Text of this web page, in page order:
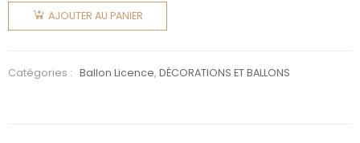
de Ballon
Winnie et
AJOUTER AU PANIER
Catégories : Ballon Licence,DÉCORATIONS ET BALLONS